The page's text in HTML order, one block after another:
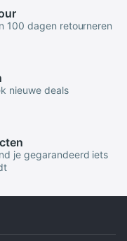
100 dagen retourneren
nieuwe deals
je gegarandeerd iets